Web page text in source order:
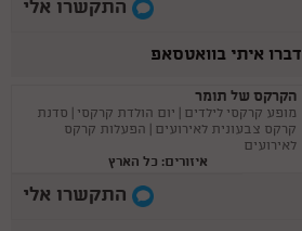
התקשרו אלי
דברו איתי בוואטסאפ
הקרקס של תומר
מופע קרקסי לילדים | יום הולדת קרקסי | סדנת
קרקס צבעונית לאירועים | הפעלות קרקס
לאירועים
איזורים: כל הארץ
התקשרו אלי